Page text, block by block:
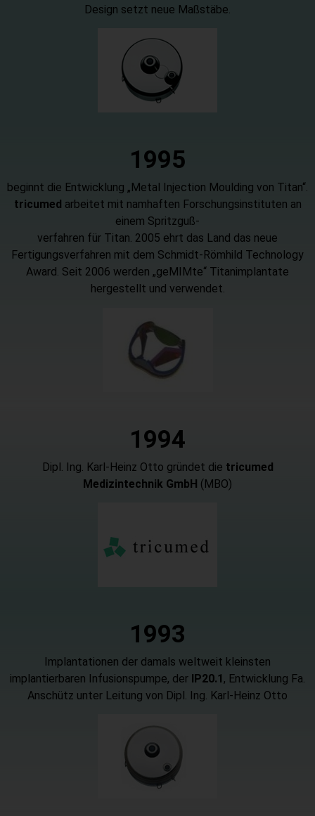
Design setzt neue Maßstäbe.
1995
beginnt die Entwicklung „Metal Injection Moulding von Titan“.
tricumed arbeitet mit namhaften Forschungsinstituten an
einem Spritzguß-
verfahren für Titan. 2005 ehrt das Land das neue
Fertigungsverfahren mit dem Schmidt-Römhild Technology
Award. Seit 2006 werden „geMIMte“ Titanimplantate
hergestellt und verwendet.
1994
Dipl. Ing. Karl-Heinz Otto gründet die tricumed
Medizintechnik GmbH (MBO)
1993
Implantationen der damals weltweit kleinsten
implantierbaren Infusionspumpe, der IP20.1 , Entwicklung Fa.
Anschütz unter Leitung von Dipl. Ing. Karl-Heinz Otto